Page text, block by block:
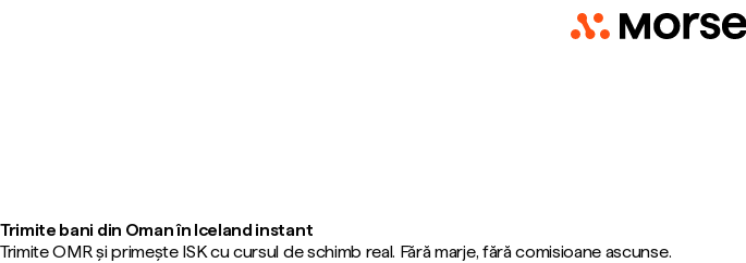
Trimite bani din Oman în Iceland instant
Trimite OMR și primește ISK cu cursul de schimb real. Fără marje, fără comisioane ascunse.